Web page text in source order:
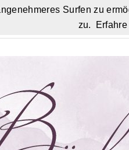
Surfen zu
zu.